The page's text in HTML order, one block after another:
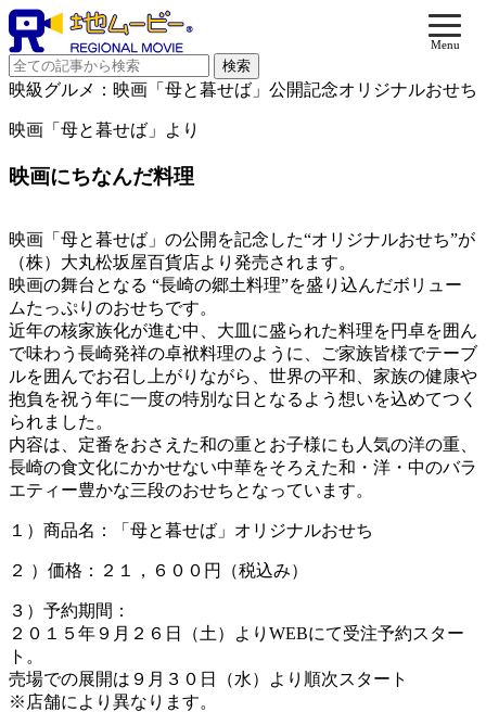
Menu
映級グルメ：映画「母と暮せば」公開記念オリジナルおせち
映画「母と暮せば」より
映画にちなんだ料理
映画「母と暮せば」の公開を記念した“オリジナルおせち”が
（株）大丸松坂屋百貨店より発売されます。
映画の舞台となる “長崎の郷土料理”を盛り込んだボリュー
ムたっぷりのおせちです。
近年の核家族化が進む中、大皿に盛られた料理を円卓を囲ん
で味わう長崎発祥の卓袱料理のように、ご家族皆様でテーブ
ルを囲んでお召し上がりながら、世界の平和、家族の健康や
抱負を祝う年に一度の特別な日となるよう想いを込めてつく
られました。
内容は、定番をおさえた和の重とお子様にも人気の洋の重、
長崎の食文化にかかせない中華をそろえた和・洋・中のバラ
エティー豊かな三段のおせちとなっています。
１）商品名：「母と暮せば」オリジナルおせち
２ ）価格：２１，６００円（税込み）
３）予約期間：
２０１５年９月２６日（土）よりWEBにて受注予約スター
ト。
売場での展開は９月３０日（水）より順次スタート
※店舗により異なります。